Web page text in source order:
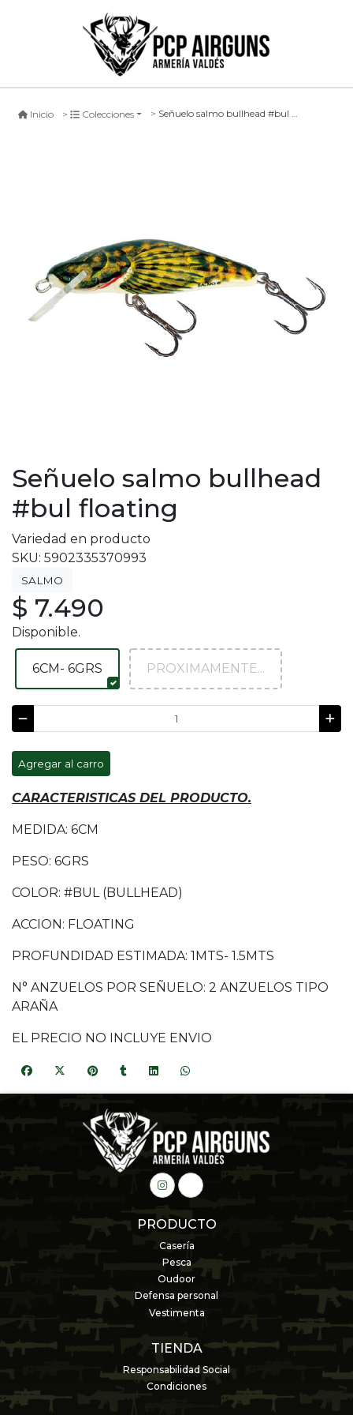
Inicio Colecciones Señuelo salmo bullhead #bul floating
Señuelo salmo bullhead
#bul floating
Variedad en producto
SKU: 5902335370993
SALMO
$ 7.490
Disponible.
6CM- 6GRS PROXIMAMENTE...
Agregar al carro
CARACTERISTICAS DEL PRODUCTO.
MEDIDA: 6CM
PESO: 6GRS
COLOR: #BUL (BULLHEAD)
ACCION: FLOATING
PROFUNDIDAD ESTIMADA: 1MTS- 1.5MTS
N° ANZUELOS POR SEÑUELO: 2 ANZUELOS TIPO
ARAÑA
EL PRECIO NO INCLUYE ENVIO
PRODUCTO
Casería
Pesca
Oudoor
Defensa personal
Vestimenta
TIENDA
Responsabilidad Social
Condiciones